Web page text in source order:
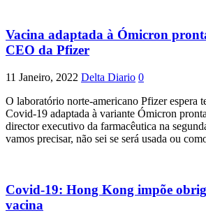
Vacina adaptada à Ómicron
CEO da Pfizer
11 Janeiro, 2022 Delta Diario 0
O laboratório norte-americano Pfizer espera
Covid-19 adaptada à variante Ómicron
director executivo da farmacêutica na
vamos precisar, não sei se será usada ou
Covid-19: Hong Kong impõe
vacina